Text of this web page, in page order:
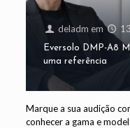
deladm em
Eversolo DMP-A8
uma referência
Marque a sua audição
conhecer a gama e